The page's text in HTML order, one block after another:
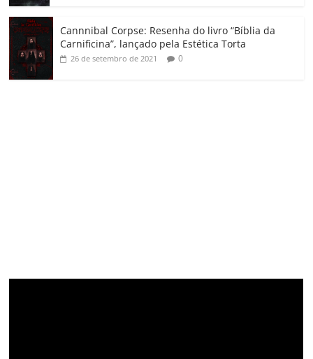
Cannnibal Corpse: Resenha do livro “Bíblia da
Carnificina”, lançado pela Estética Torta
26 de setembro de 2021 0